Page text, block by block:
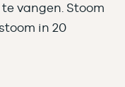
vangen. Stoom
in 20